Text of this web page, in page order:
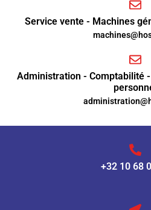
Service vente - Machines
Administration - Comptabilité
+32 10 68